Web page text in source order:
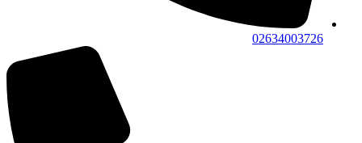
02634003726